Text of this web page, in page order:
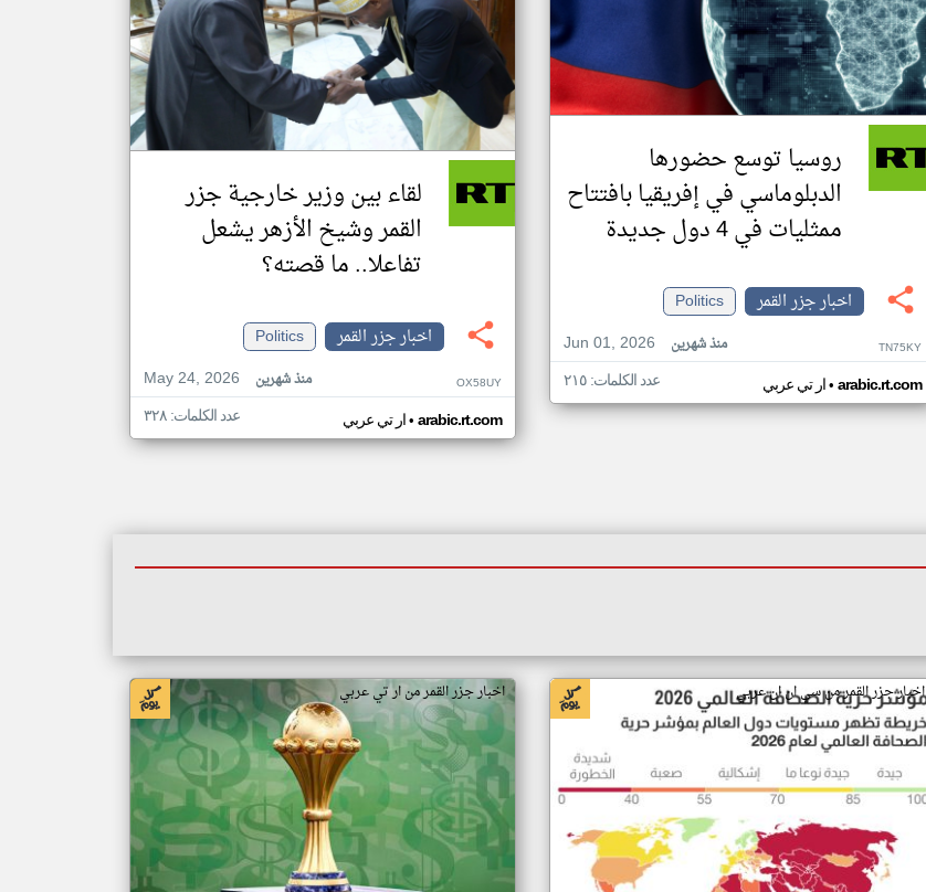
روسيا توسع حضورها
الدبلوماسي في إفريقيا بافتتاح
ممثليات في 4 دول جديدة
اخبار جزر القمر
Politics
Jun 01, 2026
منذ شهرين TN75KY
ار تي عربي• arabic.rt.com عدد الكلمات: ٢١٥
لقاء بين وزير خارجية جزر
القمر وشيخ الأزهر يشعل
تفاعلا.. ما قصته؟
اخبار جزر القمر
Politics
May 24, 2026
منذ شهرين OX58UY
ار تي عربي• arabic.rt.com عدد الكلمات: ٣٢٨
اخبار جزر القمر من سي ان ان عربي اخبار جزر القمر من ار تي عربي